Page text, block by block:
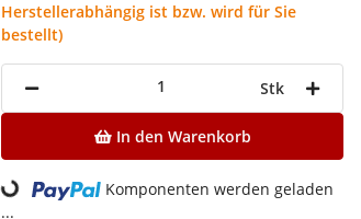
Stk
In den Warenkorb
Loading...
Komponenten werden geladen
...
Herstellerabhängig ist bzw. wird für Sie
bestellt)